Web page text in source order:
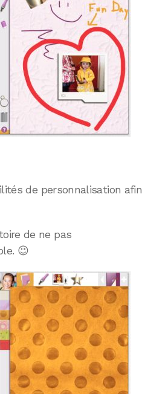
de personnalisation afin
de ne pas
😉